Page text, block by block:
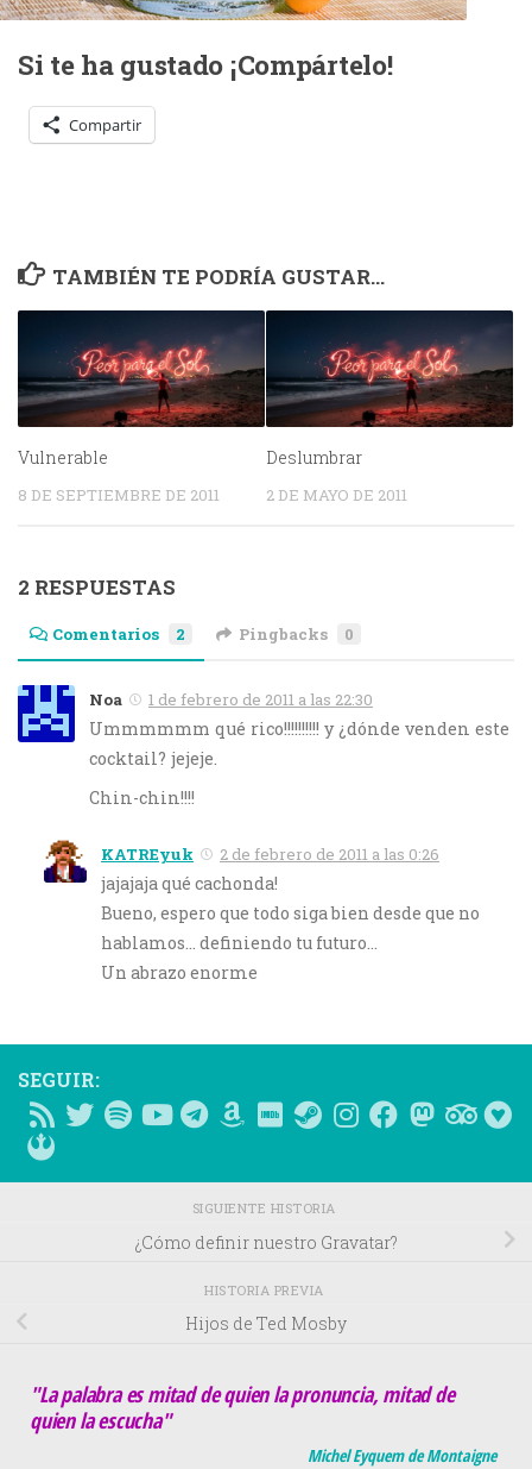
Si te ha gustado ¡Compártelo!
Compartir
TAMBIÉN TE PODRÍA GUSTAR...
Vulnerable
8 DE SEPTIEMBRE DE 2011
Deslumbrar
2 DE MAYO DE 2011
2 RESPUESTAS
Comentarios 2 Pingbacks 0
Noa 1 de febrero de 2011 a las 22:30
Ummmmmm qué rico!!!!!!!!!! y ¿dónde venden este
cocktail? jejeje.
Chin-chin!!!!
KATREyuk 2 de febrero de 2011 a las 0:26
jajajaja qué cachonda!
Bueno, espero que todo siga bien desde que no
hablamos… definiendo tu futuro…
Un abrazo enorme
SEGUIR:
SIGUIENTE HISTORIA
¿Cómo definir nuestro Gravatar?
HISTORIA PREVIA
Hijos de Ted Mosby
"La palabra es mitad de quien la pronuncia, mitad de
quien la escucha"
Michel Eyquem de Montaigne